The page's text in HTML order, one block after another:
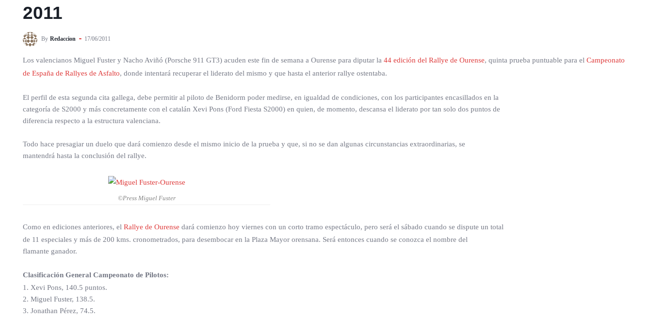
2011
By Redaccion 17/06/2011
Los valencianos Miguel Fuster y Nacho Aviñó (Porsche 911 GT3) acuden este fin de semana a Ourense para diputar la 44 edición del Rallye de Ourense, quinta prueba puntuable para el Campeonato
de España de Rallyes de Asfalto, donde intentará recuperar el liderato del mismo y que hasta el anterior rallye ostentaba.
El perfil de esta segunda cita gallega, debe permitir al piloto de Benidorm poder medirse, en igualdad de condiciones, con los participantes encasillados en la
categoría de S2000 y más concretamente con el catalán Xevi Pons (Ford Fiesta S2000) en quien, de momento, descansa el liderato por tan solo dos puntos de
diferencia respecto a la estructura valenciana.
Todo hace presagiar un duelo que dará comienzo desde el mismo inicio de la prueba y que, si no se dan algunas circunstancias extraordinarias, se
mantendrá hasta la conclusión del rallye.
©Press Miguel Fuster
Como en ediciones anteriores, el Rallye de Ourense dará comienzo hoy viernes con un corto tramo espectáculo, pero será el sábado cuando se dispute un total
de 11 especiales y más de 200 kms. cronometrados, para desembocar en la Plaza Mayor orensana. Será entonces cuando se conozca el nombre del
flamante ganador.
Clasificación General Campeonato de Pilotos:
1. Xevi Pons, 140.5 puntos.
2. Miguel Fuster, 138.5.
3. Jonathan Pérez, 74.5.